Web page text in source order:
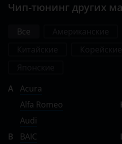
Чип-тюнинг других
Все
A
Acura
Alfa Romeo
Audi
B
BAIC